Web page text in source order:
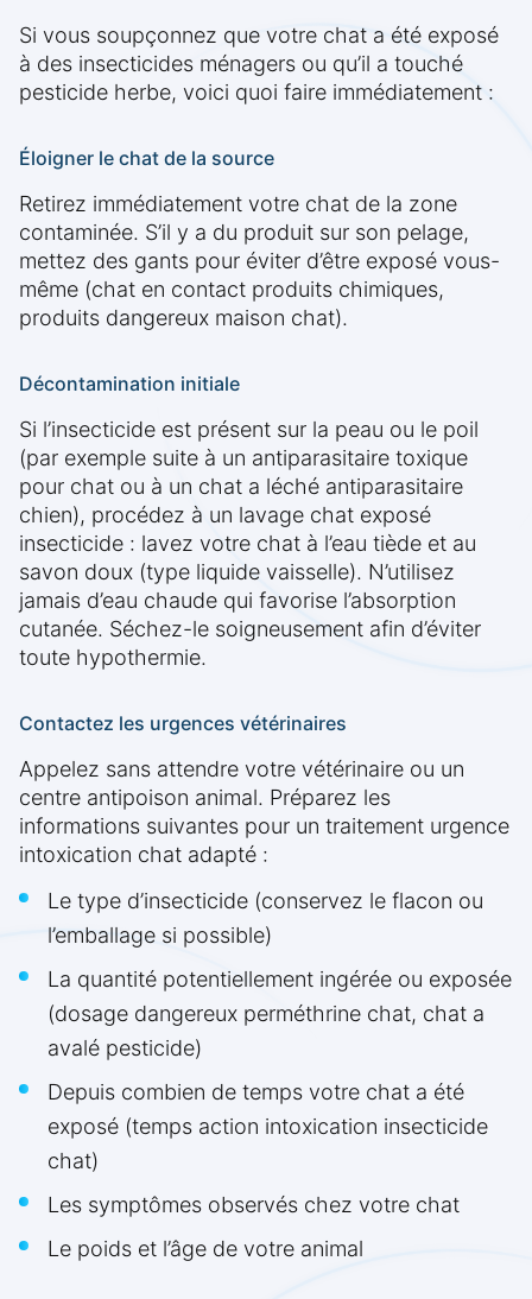
Si vous soupçonnez que votre chat a été exposé
à des insecticides ménagers ou qu’il a touché
pesticide herbe, voici quoi faire immédiatement :
Éloigner le chat de la source
Retirez immédiatement votre chat de la zone
contaminée. S’il y a du produit sur son pelage,
mettez des gants pour éviter d’être exposé vous-
même (chat en contact produits chimiques,
produits dangereux maison chat).
Décontamination initiale
Si l’insecticide est présent sur la peau ou le poil
(par exemple suite à un antiparasitaire toxique
pour chat ou à un chat a léché antiparasitaire
chien), procédez à un lavage chat exposé
insecticide : lavez votre chat à l’eau tiède et au
savon doux (type liquide vaisselle). N’utilisez
jamais d’eau chaude qui favorise l’absorption
cutanée. Séchez-le soigneusement afin d’éviter
toute hypothermie.
Contactez les urgences vétérinaires
Appelez sans attendre votre vétérinaire ou un
centre antipoison animal. Préparez les
informations suivantes pour un traitement urgence
intoxication chat adapté :
Le type d’insecticide (conservez le flacon ou
l’emballage si possible)
La quantité potentiellement ingérée ou exposée
(dosage dangereux perméthrine chat, chat a
avalé pesticide)
Depuis combien de temps votre chat a été
exposé (temps action intoxication insecticide
chat)
Les symptômes observés chez votre chat
Le poids et l’âge de votre animal